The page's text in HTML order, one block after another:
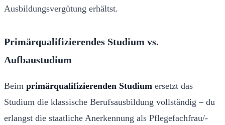
Ausbildungsvergütung erhältst.
Primärqualifizierendes Studium vs.
Aufbaustudium
Beim primärqualifizierenden Studium ersetzt das
Studium die klassische Berufsausbildung vollständig – du
erlangst die staatliche Anerkennung als Pflegefachfrau/-